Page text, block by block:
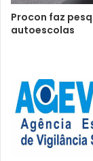
Procon faz
autoescolas